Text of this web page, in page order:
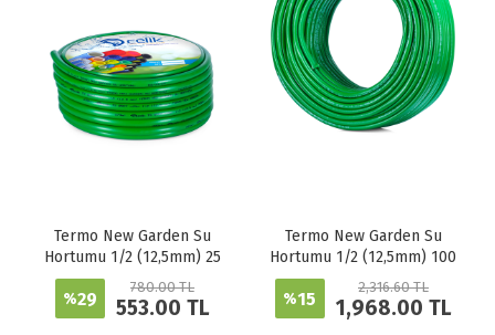
Termo New Garden Su
Hortumu 1/2 (12,5mm) 25
metre
%29
780.00 TL
553.00 TL
Termo New Garden Su
Hortumu 1/2 (12,5mm) 100
metre
%15
2,316.60 TL
1,968.00 TL